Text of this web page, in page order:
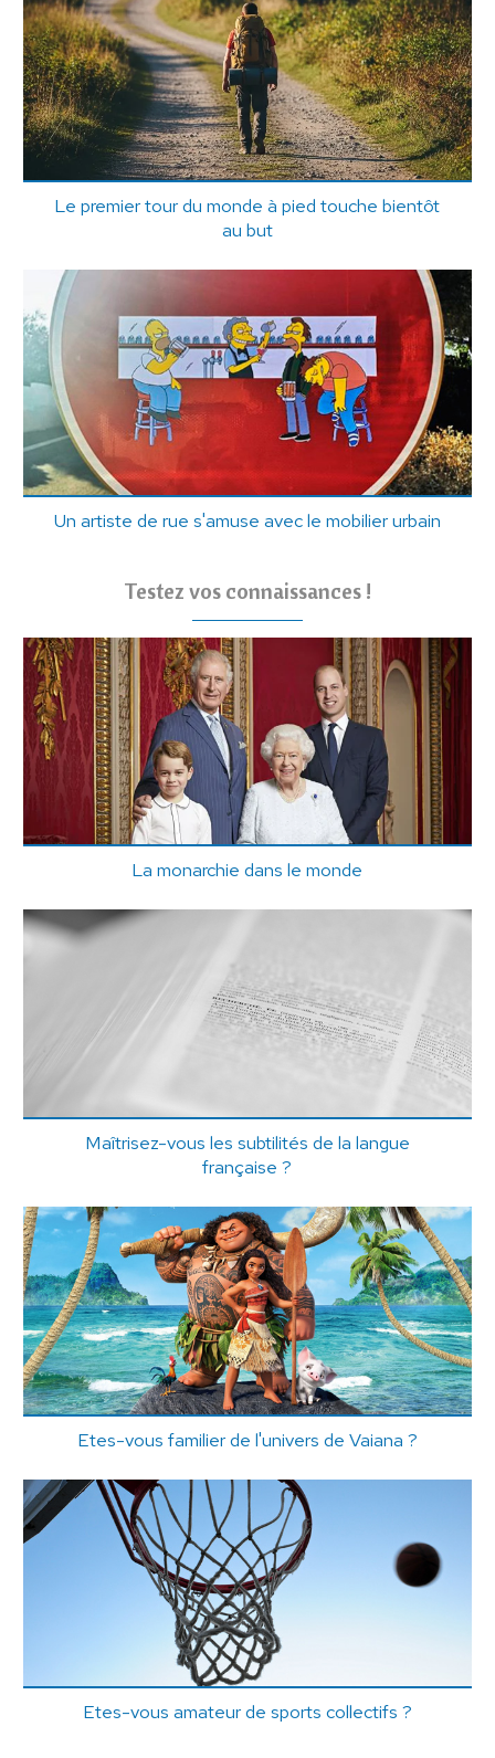
Le premier tour du monde à pied touche bientôt
au but
Un artiste de rue s'amuse avec le mobilier urbain
Testez vos connaissances !
La monarchie dans le monde
Maîtrisez-vous les subtilités de la langue
française ?
Etes-vous familier de l'univers de Vaiana ?
Etes-vous amateur de sports collectifs ?